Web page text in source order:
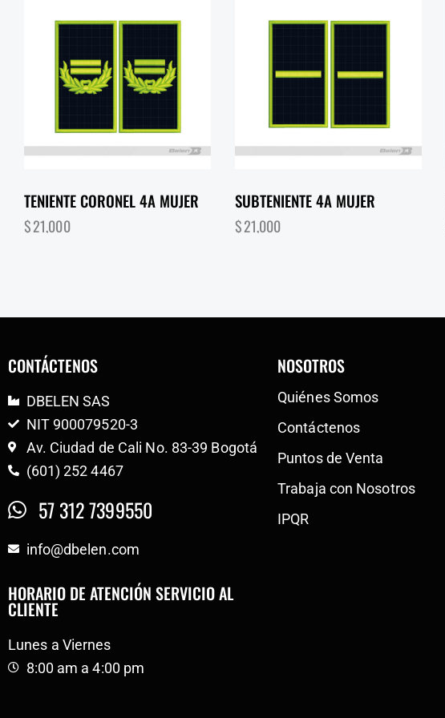
TENIENTE CORONEL 4A MUJER
$21,000
SUBTENIENTE 4A MUJER
$21,000
CONTÁCTENOS
DBELEN SAS
NIT 900079520-3
Av. Ciudad de Cali No. 83-39 Bogotá
(601) 252 4467
57 312 7399550
info@dbelen.com
HORARIO DE ATENCIÓN SERVICIO AL
CLIENTE
Lunes a Viernes
8:00 am a 4:00 pm
NOSOTROS
Quiénes Somos
Contáctenos
Puntos de Venta
Trabaja con Nosotros
IPQR